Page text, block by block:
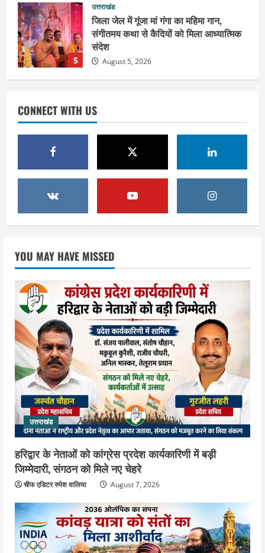
1
उत्तराखंड
हरिद्वार के नेताओं को कांग्रेस प्रदेश
कार्यकारिणी में बड़ी जिम्मेदारी, संगठन को मिले
नए चेहरे
August 7, 2026
2
कांवड़ यात्रा, संतों ने दिया विजयी भव का
आशीर्वाद
3
एसआईआर के तहत जारी किए जा रहे नोटिसों
परेशान करने का लगाया आरोप
August 6, 2026
4
महंत यति रामस्वरूप आनंद गिरि को लेकर पूरे
दिन चला हाई वोल्टेज ड्रामा, चौकी से अपने
साथ ले गए यति नरसिंहानंद गिरी
August 5, 2026
5
उत्तराखंड
जिला जेल में गूंजा मां गंगा का महिमा गान,
संगीतमय कथा से कैदियों को मिला आध्यात्मिक
संदेश
August 5, 2026
CONNECT WITH US
YOU MAY HAVE MISSED
उत्तराखंड
हरिद्वार के नेताओं को कांग्रेस प्रदेश कार्यकारिणी में बड़ी
जिम्मेदारी, संगठन को मिले नए चेहरे
चीफ एडिटर रुपेश वालिया August 7, 2026